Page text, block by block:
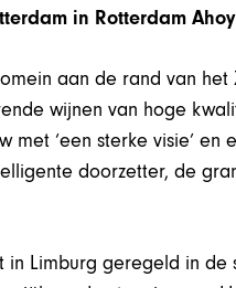
in Rotterdam
aan de rand van het
wijnen van hoge
‘een sterke visie’ en
doorzetter, de
in Limburg geregeld in